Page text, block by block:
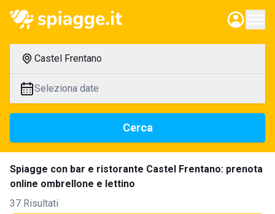
Castel Frentano
Seleziona date
Cerca
Spiagge con bar e ristorante Castel Frentano: prenota
online ombrellone e lettino
37 Risultati